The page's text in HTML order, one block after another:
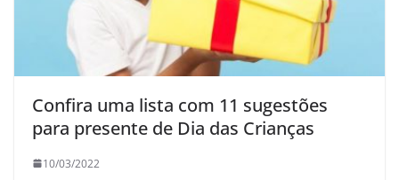
Confira uma lista com 11 sugestões
para presente de Dia das Crianças
10/03/2022